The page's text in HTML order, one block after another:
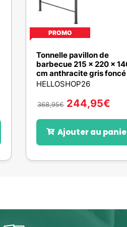
PROMO
Tonnelle pavillon de
barbecue 215 x 220 x
cm anthracite gris foncé
HELLOSHOP26
368,95€ 244,95€
Ajouter au